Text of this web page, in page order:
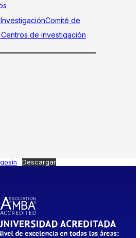
Comité de
Centros de investigación
Descargar